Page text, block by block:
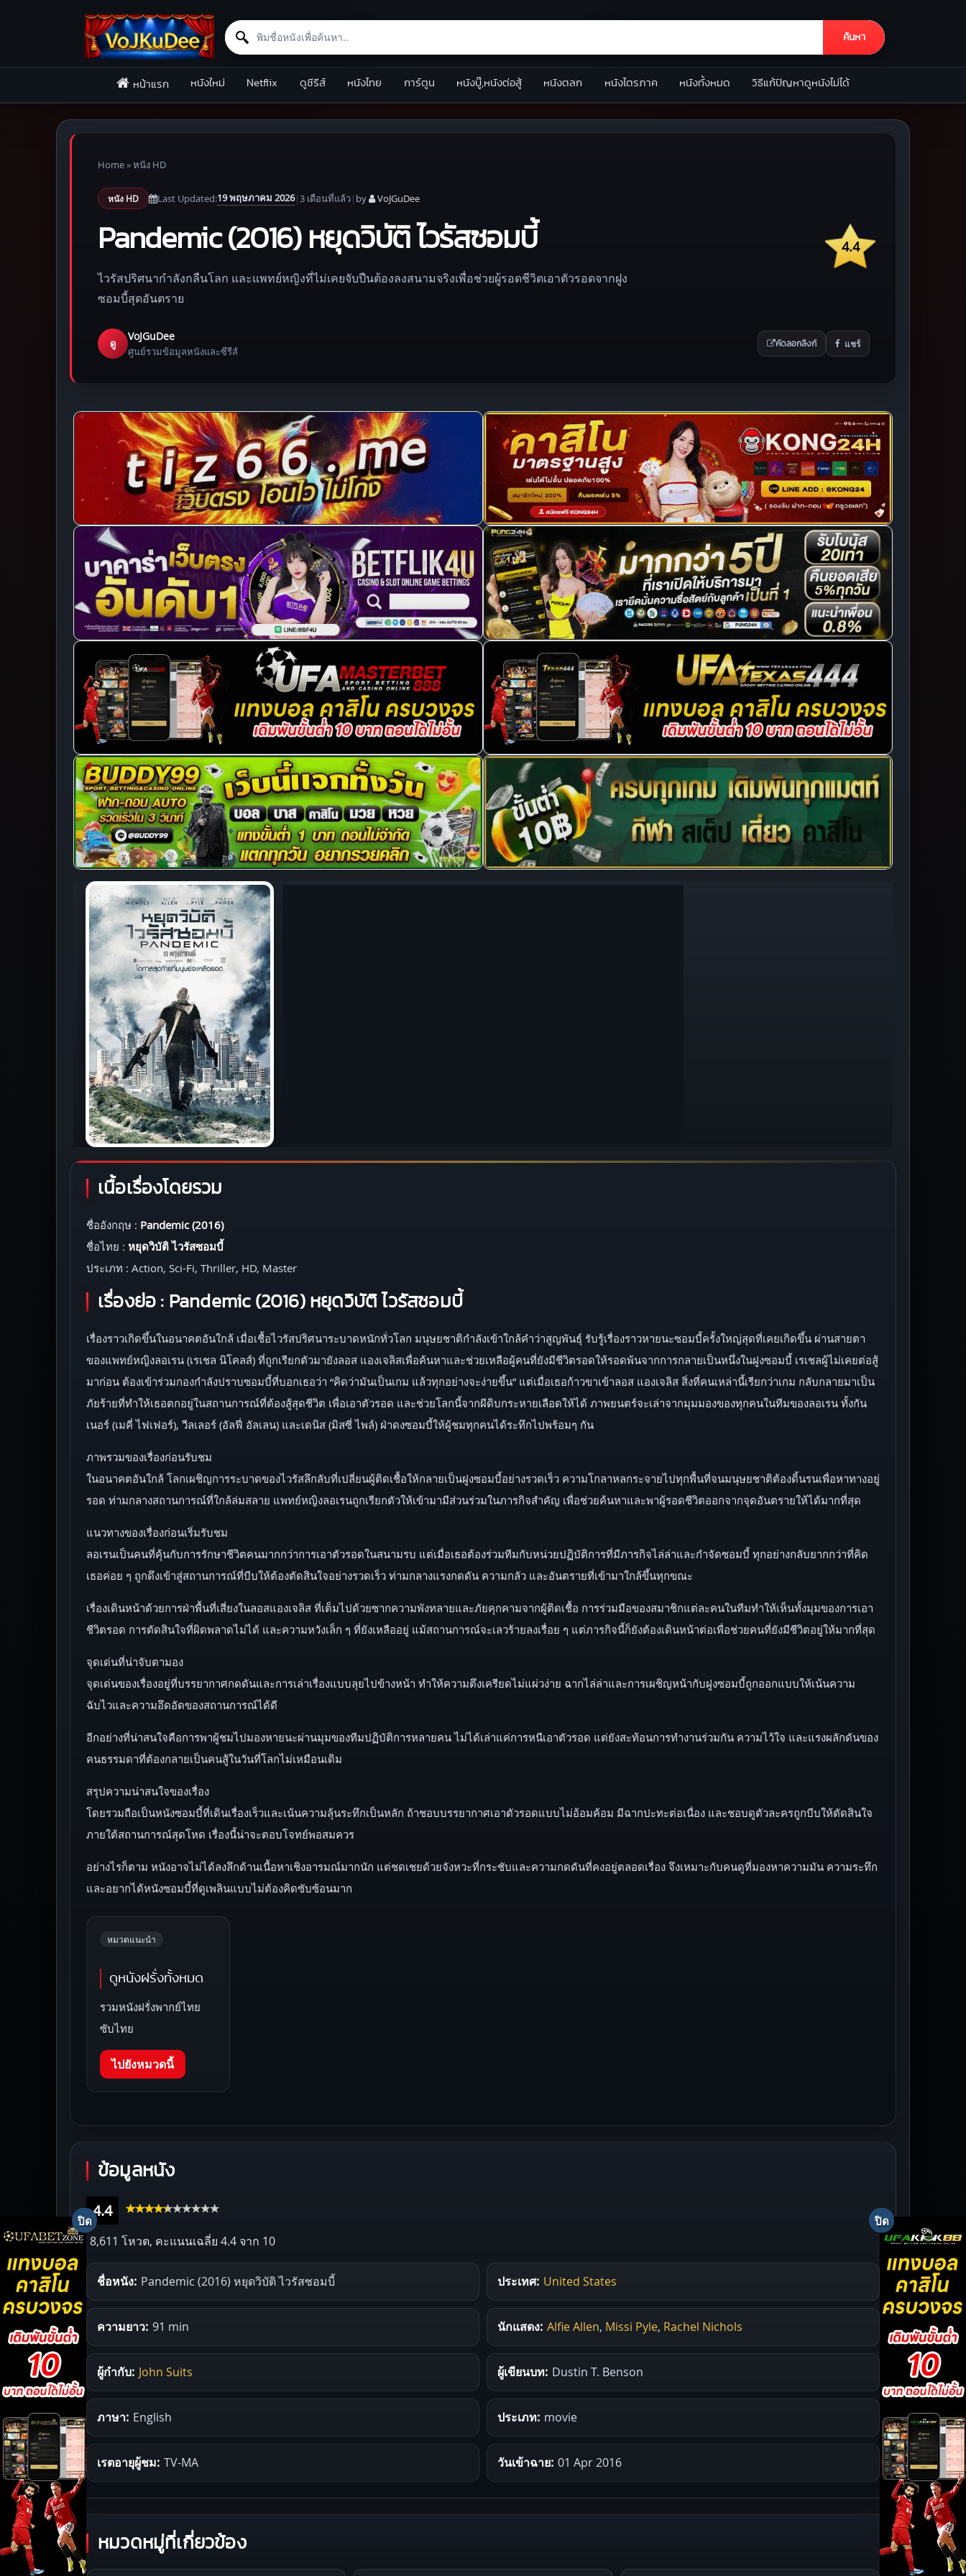
Search for:
ค้นหา
หน้าแรก หนังใหม่ Netflix ดูซีรีส์ หนังไทย การ์ตูน หนังบู๊,หนังต่อสู้ หนังตลก หนังไตรภาค หนังทั้งหมด วิธีแก้ปัญหาดูหนังไม่ได้
Home»หนัง HD
หนัง HD Last Updated:19 พฤษภาคม 2026|3 เดือนที่แล้ว| by VoJGuDee
4.4
Pandemic (2016) หยุดวิบัติ ไวรัสซอมบี้
ไวรัสปริศนากำลังกลืนโลก และแพทย์หญิงที่ไม่เคยจับปืนต้องลงสนามจริงเพื่อช่วยผู้รอดชีวิตเอาตัวรอดจากฝูง
ซอมบี้สุดอันตราย
ดู
VoJGuDee
ศูนย์รวมข้อมูลหนังและซีรีส์
คัดลอกลิงก์ แชร์
เนื้อเรื่องโดยรวม
ชื่ออังกฤษ : Pandemic (2016)
ชื่อไทย : หยุดวิบัติ ไวรัสซอมบี้
ประเภท : Action, Sci-Fi, Thriller, HD, Master
เรื่องย่อ : Pandemic (2016) หยุดวิบัติ ไวรัสซอมบี้
เรื่องราวเกิดขึ้นในอนาคตอันใกล้ เมื่อเชื้อไวรัสปริศนาระบาดหนักทั่วโลก มนุษยชาติกำลังเข้าใกล้คำว่าสูญพันธุ์ รับรู้เรื่องราวหายนะซอมบี้ครั้งใหญ่สุดที่เคยเกิดขึ้น ผ่านสายตา
ของแพทย์หญิงลอเรน (เรเชล นิโคลส์) ที่ถูกเรียกตัวมายังลอส แองเจลิสเพื่อค้นหาและช่วยเหลือผู้คนที่ยังมีชีวิตรอดให้รอดพ้นจากการกลายเป็นหนึ่งในฝูงซอมบี้ เรเชลผู้ไม่เคยต่อสู้
มาก่อน ต้องเข้าร่วมกองกำลังปราบซอมบี้ที่บอกเธอว่า “คิดว่ามันเป็นเกม แล้วทุกอย่างจะง่ายขึ้น” แต่เมื่อเธอก้าวขาเข้าลอส แองเจลิส สิ่งที่คนเหล่านี้เรียกว่าเกม กลับกลายมาเป็น
ภัยร้ายที่ทำให้เธอตกอยู่ในสถานการณ์ที่ต้องสู้สุดชีวิต เพื่อเอาตัวรอด และช่วยโลกนี้จากผีดิบกระหายเลือดให้ได้ ภาพยนตร์จะเล่าจากมุมมองของทุกคนในทีมของลอเรน ทั้งกัน
เนอร์ (เมคี่ ไฟเฟอร์), วีลเลอร์ (อัลฟี่ อัลเลน) และเดนิส (มิสซี่ ไพล์) ฝ่าดงซอมบี้ให้ผู้ชมทุกคนได้ระทึกไปพร้อมๆ กัน
ภาพรวมของเรื่องก่อนรับชม
ในอนาคตอันใกล้ โลกเผชิญการระบาดของไวรัสลึกลับที่เปลี่ยนผู้ติดเชื้อให้กลายเป็นฝูงซอมบี้อย่างรวดเร็ว ความโกลาหลกระจายไปทุกพื้นที่จนมนุษยชาติต้องดิ้นรนเพื่อหาทางอยู่
รอด ท่ามกลางสถานการณ์ที่ใกล้ล่มสลาย แพทย์หญิงลอเรนถูกเรียกตัวให้เข้ามามีส่วนร่วมในภารกิจสำคัญ เพื่อช่วยค้นหาและพาผู้รอดชีวิตออกจากจุดอันตรายให้ได้มากที่สุด
แนวทางของเรื่องก่อนเริ่มรับชม
ลอเรนเป็นคนที่คุ้นกับการรักษาชีวิตคนมากกว่าการเอาตัวรอดในสนามรบ แต่เมื่อเธอต้องร่วมทีมกับหน่วยปฏิบัติการที่มีภารกิจไล่ล่าและกำจัดซอมบี้ ทุกอย่างกลับยากกว่าที่คิด
เธอค่อย ๆ ถูกดึงเข้าสู่สถานการณ์ที่บีบให้ต้องตัดสินใจอย่างรวดเร็ว ท่ามกลางแรงกดดัน ความกลัว และอันตรายที่เข้ามาใกล้ขึ้นทุกขณะ
เรื่องเดินหน้าด้วยการฝ่าพื้นที่เสี่ยงในลอสแองเจลิส ที่เต็มไปด้วยซากความพังทลายและภัยคุกคามจากผู้ติดเชื้อ การร่วมมือของสมาชิกแต่ละคนในทีมทำให้เห็นทั้งมุมของการเอา
ชีวิตรอด การตัดสินใจที่ผิดพลาดไม่ได้ และความหวังเล็ก ๆ ที่ยังเหลืออยู่ แม้สถานการณ์จะเลวร้ายลงเรื่อย ๆ แต่ภารกิจนี้ก็ยังต้องเดินหน้าต่อเพื่อช่วยคนที่ยังมีชีวิตอยู่ให้มากที่สุด
จุดเด่นที่น่าจับตามอง
จุดเด่นของเรื่องอยู่ที่บรรยากาศกดดันและการเล่าเรื่องแบบลุยไปข้างหน้า ทำให้ความตึงเครียดไม่แผ่วง่าย ฉากไล่ล่าและการเผชิญหน้ากับฝูงซอมบี้ถูกออกแบบให้เน้นความ
ฉับไวและความอึดอัดของสถานการณ์ได้ดี
อีกอย่างที่น่าสนใจคือการพาผู้ชมไปมองหายนะผ่านมุมของทีมปฏิบัติการหลายคน ไม่ได้เล่าแค่การหนีเอาตัวรอด แต่ยังสะท้อนการทำงานร่วมกัน ความไว้ใจ และแรงผลักดันของ
คนธรรมดาที่ต้องกลายเป็นคนสู้ในวันที่โลกไม่เหมือนเดิม
สรุปความน่าสนใจของเรื่อง
โดยรวมถือเป็นหนังซอมบี้ที่เดินเรื่องเร็วและเน้นความลุ้นระทึกเป็นหลัก ถ้าชอบบรรยากาศเอาตัวรอดแบบไม่อ้อมค้อม มีฉากปะทะต่อเนื่อง และชอบดูตัวละครถูกบีบให้ตัดสินใจ
ภายใต้สถานการณ์สุดโหด เรื่องนี้น่าจะตอบโจทย์พอสมควร
อย่างไรก็ตาม หนังอาจไม่ได้ลงลึกด้านเนื้อหาเชิงอารมณ์มากนัก แต่ชดเชยด้วยจังหวะที่กระชับและความกดดันที่คงอยู่ตลอดเรื่อง จึงเหมาะกับคนดูที่มองหาความมัน ความระทึก
และอยากได้หนังซอมบี้ที่ดูเพลินแบบไม่ต้องคิดซับซ้อนมาก
หมวดแนะนำ
ดูหนังฝรั่งทั้งหมด
รวมหนังฝรั่งพากย์ไทย
ซับไทย
ไปยังหมวดนี้
ข้อมูลหนัง
4.4
8,611 โหวต, คะแนนเฉลี่ย 4.4 จาก 10
ชื่อหนัง: Pandemic (2016) หยุดวิบัติ ไวรัสซอมบี้ ประเทศ: United States
ความยาว: 91 min นักแสดง: Alfie Allen, Missi Pyle, Rachel Nichols
ผู้กำกับ: John Suits ผู้เขียนบท: Dustin T. Benson
ภาษา: English ประเภท: movie
เรตอายุผู้ชม: TV-MA วันเข้าฉาย: 01 Apr 2016
หมวดหมู่ที่เกี่ยวข้อง